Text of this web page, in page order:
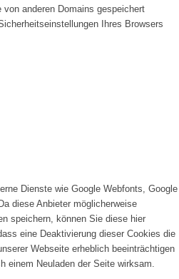
von anderen Domains gespeichert
Ihres Browsers
Dienste wie Google Webfonts, Google
diese Anbieter möglicherweise
speichern, können Sie diese hier
eine Deaktivierung dieser Cookies die
Webseite erheblich beeinträchtigen
einem Neuladen der Seite wirksam.